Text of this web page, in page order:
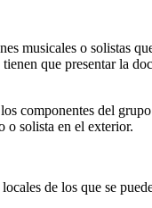
musicales o solistas
que presentar la
del
o solista en el exterior.
de los que se